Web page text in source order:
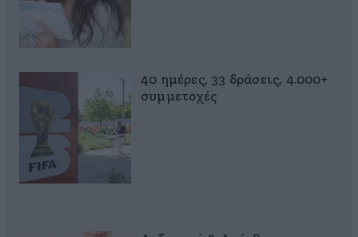
40 ημέρες, 33 δράσεις, 4.000+
συμμετοχές